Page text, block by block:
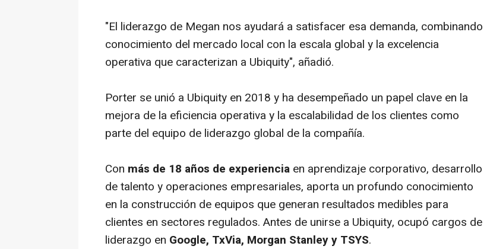
"El liderazgo de Megan nos ayudará a satisfacer esa demanda, combinando
conocimiento del mercado local con la escala global y la excelencia
operativa que caracterizan a Ubiquity", añadió.
Porter se unió a Ubiquity en 2018 y ha desempeñado un papel clave en la
mejora de la eficiencia operativa y la escalabilidad de los clientes como
parte del equipo de liderazgo global de la compañía.
Con más de 18 años de experiencia en aprendizaje corporativo, desarrollo
de talento y operaciones empresariales, aporta un profundo conocimiento
en la construcción de equipos que generan resultados medibles para
clientes en sectores regulados. Antes de unirse a Ubiquity, ocupó cargos de
liderazgo en Google, TxVia, Morgan Stanley y TSYS.